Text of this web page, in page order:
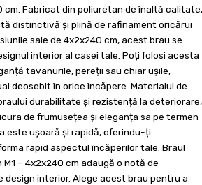
cm. Fabricat din poliuretan de înaltă calitate,
distinctivă și plină de rafinament oricărui
sale de 4x2x240 cm, acest brau se
interior al casei tale. Poți folosi acesta
tavanurile, pereții sau chiar ușile,
deosebit în orice încăpere. Materialul de
durabilitate și rezistență la deteriorare,
de frumusețea și eleganța sa pe termen
este ușoară și rapidă, oferindu-ți
rapid aspectul încăperilor tale. Braul
– 4x2x240 cm adaugă o notă de
design interior. Alege acest brau pentru a